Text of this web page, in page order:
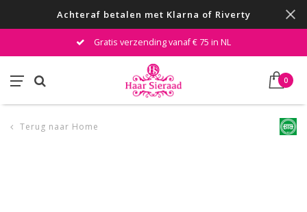
Achteraf betalen met Klarna of Riverty
Gratis verzending vanaf € 75 in NL
0
Terug naar Home